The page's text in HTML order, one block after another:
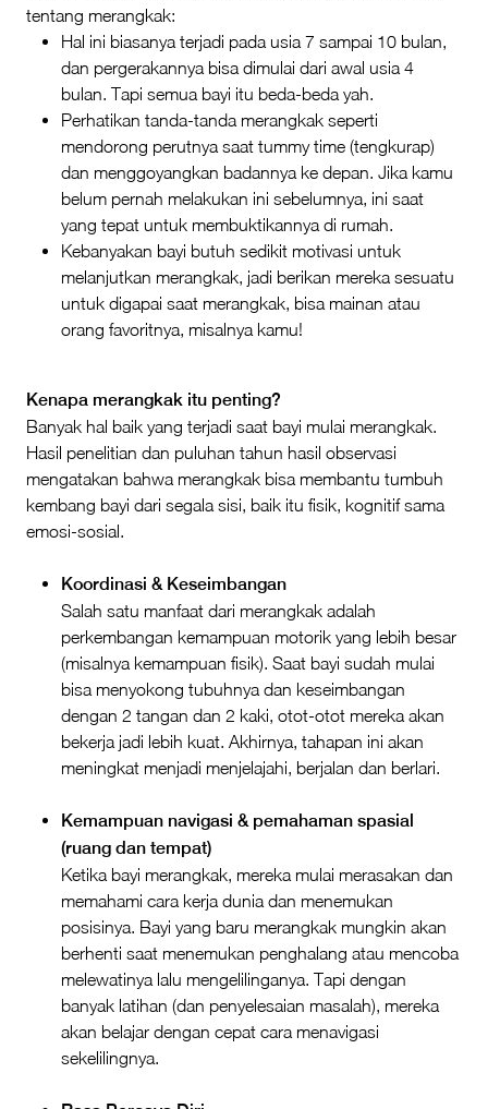
tentang merangkak:
Hal ini biasanya terjadi pada usia 7 sampai 10 bulan,
dan pergerakannya bisa dimulai dari awal usia 4
bulan. Tapi semua bayi itu beda-beda yah.
Perhatikan tanda-tanda merangkak seperti
mendorong perutnya saat tummy time (tengkurap)
dan menggoyangkan badannya ke depan. Jika kamu
belum pernah melakukan ini sebelumnya, ini saat
yang tepat untuk membuktikannya di rumah.
Kebanyakan bayi butuh sedikit motivasi untuk
melanjutkan merangkak, jadi berikan mereka sesuatu
untuk digapai saat merangkak, bisa mainan atau
orang favoritnya, misalnya kamu!
Kenapa merangkak itu penting?
Banyak hal baik yang terjadi saat bayi mulai merangkak.
Hasil penelitian dan puluhan tahun hasil observasi
mengatakan bahwa merangkak bisa membantu tumbuh
kembang bayi dari segala sisi, baik itu fisik, kognitif sama
emosi-sosial.
Koordinasi & Keseimbangan
Salah satu manfaat dari merangkak adalah
perkembangan kemampuan motorik yang lebih besar
(misalnya kemampuan fisik). Saat bayi sudah mulai
bisa menyokong tubuhnya dan keseimbangan
dengan 2 tangan dan 2 kaki, otot-otot mereka akan
bekerja jadi lebih kuat. Akhirnya, tahapan ini akan
meningkat menjadi menjelajahi, berjalan dan berlari.
Kemampuan navigasi & pemahaman spasial
(ruang dan tempat)
Ketika bayi merangkak, mereka mulai merasakan dan
memahami cara kerja dunia dan menemukan
posisinya. Bayi yang baru merangkak mungkin akan
berhenti saat menemukan penghalang atau mencoba
melewatinya lalu mengelilinganya. Tapi dengan
banyak latihan (dan penyelesaian masalah), mereka
akan belajar dengan cepat cara menavigasi
sekelilingnya.